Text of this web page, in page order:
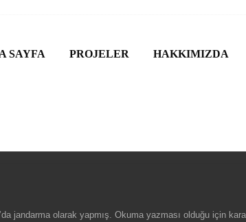
SAYFA PROJELER HAKKIMIZDA
jandarma olarak yapmış. Okuma yazması olduğu için